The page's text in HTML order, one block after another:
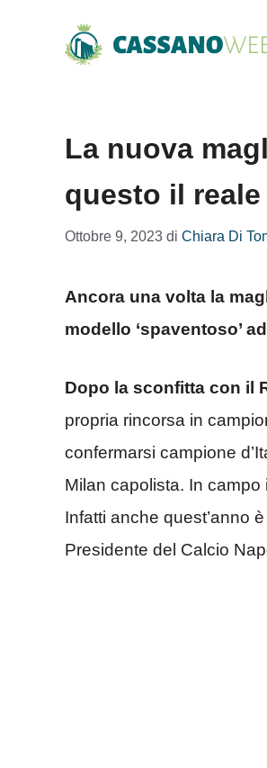
La nuova
questo il
Ottobre 9, 2023 di Chiara Di
Ancora una volta la
modello ‘spaventoso’
Dopo la sconfitta con il
propria rincorsa in
confermarsi campione
Milan capolista. In
Infatti anche quest’anno
Presidente del Calcio